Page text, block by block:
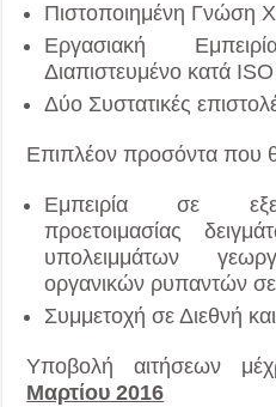
Πιστοποιημένη Γνώση
Εργασιακή
Διαπιστευμένο κατά
Δύο Συστατικές
Επιπλέον προσόντα που
Εμπειρία σε
προετοιμασίας
υπολειμμάτων
οργανικών ρυπαντών
Συμμετοχή σε Διεθνή
Υποβολή αιτήσεων
Μαρτίου 2016